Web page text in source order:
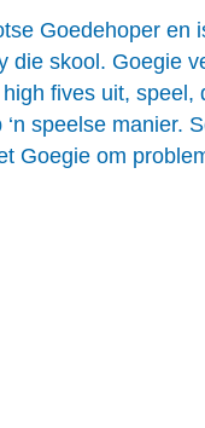
Goedehoper en
die skool. Goegie
fives uit, speel,
speelse manier.
Goegie om